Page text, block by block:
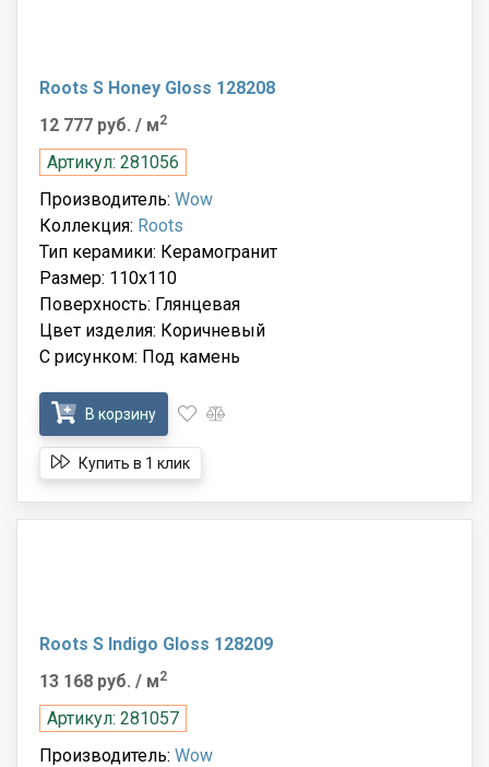
Roots S Honey Gloss 128208
12 777 руб. / м2
Артикул: 281056
Производитель: Wow
Коллекция: Roots
Тип керамики: Керамогранит
Размер: 110x110
Поверхность: Глянцевая
Цвет изделия: Коричневый
С рисунком: Под камень
В корзину
Купить в 1 клик
Roots S Indigo Gloss 128209
13 168 руб. / м2
Артикул: 281057
Производитель: Wow